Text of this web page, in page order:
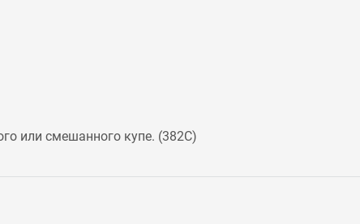
или смешанного купе. (382С)